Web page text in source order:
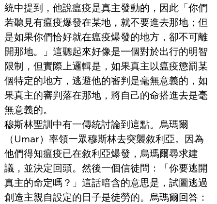
統中提到，他說瘟疫是真主發動的，因此「你們
若聽見有瘟疫爆發在某地，就不要進去那地；但
是如果你們恰好就在瘟疫爆發的地方，卻不可離
開那地。」這聽起來好像是一個對於出行的明智
限制，但實際上邏輯是，如果真主以瘟疫懲罰某
個特定的地方，逃避他的審判是毫無意義的，如
果真主的審判落在那地，將自己的命搭進去是毫
無意義的。
穆斯林聖訓中有一傳統討論到這點。烏瑪爾
（Umar）率領一眾穆斯林去突襲敘利亞。因為
他們得知瘟疫已在敘利亞爆發，烏瑪爾尋求建
議，並決定回頭。然後一個信徒問：「你要逃開
真主的命定嗎？」這話暗含的意思是，試圖逃過
創造主親自設定的日子是徒勞的。烏瑪爾回答：